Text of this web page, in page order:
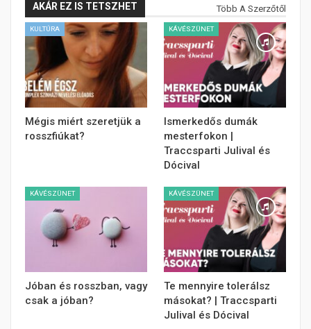
AKÁR EZ IS TETSZHET Több A Szerzőtől
KULTÚRA
Mégis miért szeretjük a
rosszfiúkat?
KÁVÉSZÜNET
Ismerkedős dumák
mesterfokon |
Traccsparti Julival és
Dócival
KÁVÉSZÜNET
Jóban és rosszban, vagy
csak a jóban?
KÁVÉSZÜNET
Te mennyire tolerálsz
másokat? | Traccsparti
Julival és Dócival